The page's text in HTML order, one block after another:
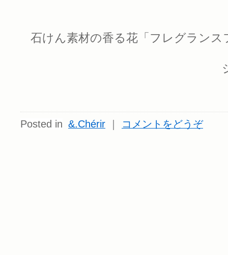
石けん素材の香る花「フレグラン
Posted in &.Chérir コメントをどうぞ